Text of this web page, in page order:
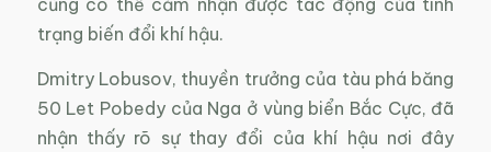
cũng có thể cảm nhận được tác động của tình
trạng biến đổi khí hậu.
Dmitry Lobusov, thuyền trưởng của tàu phá băng
50 Let Pobedy của Nga ở vùng biển Bắc Cực, đã
nhận thấy rõ sự thay đổi của khí hậu nơi đây